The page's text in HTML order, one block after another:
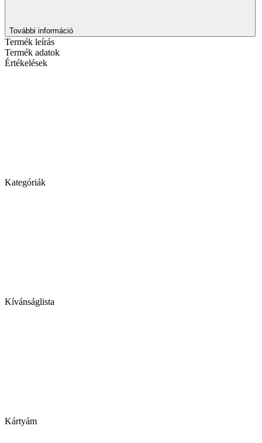
További információ
Termék leírás
Termék adatok
Értékelések
Kategóriák
Kívánságlista
Kártyám